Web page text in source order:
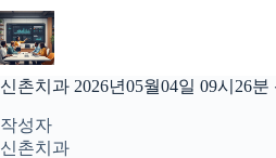
본
문
으
로
건
너
뛰
신촌치과 2026년05월04일 09시26
작성자
신촌치과